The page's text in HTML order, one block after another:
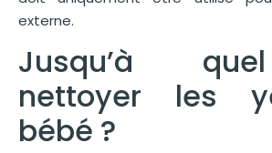
externe.
Jusqu’à
nettoyer les
bébé ?